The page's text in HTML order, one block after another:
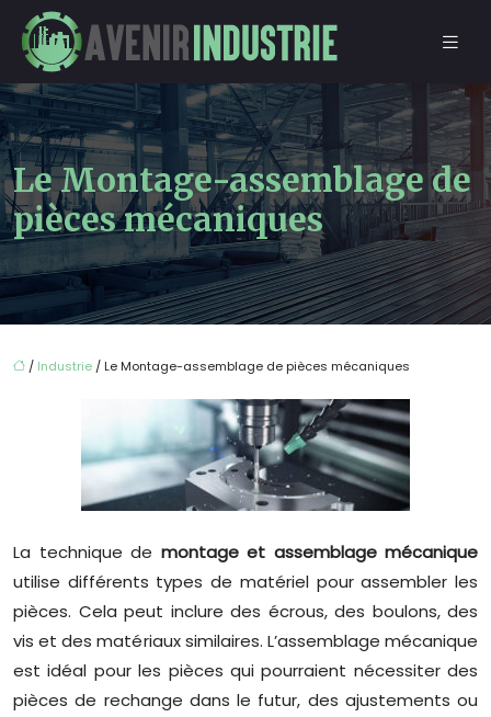
Le Montage-assemblage de
pièces mécaniques
/ Industrie / Le Montage-assemblage de pièces mécaniques
La technique de montage et assemblage mécanique
utilise différents types de matériel pour assembler les
pièces. Cela peut inclure des écrous, des boulons, des
vis et des matériaux similaires. L’assemblage mécanique
est idéal pour les pièces qui pourraient nécessiter des
pièces de rechange dans le futur, des ajustements ou